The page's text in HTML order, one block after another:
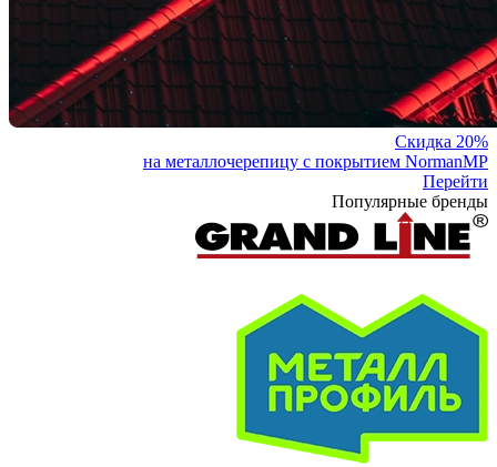
Скидка 20%
на металлочерепицу с покрытием NormanMP
Перейти
Популярные бренды